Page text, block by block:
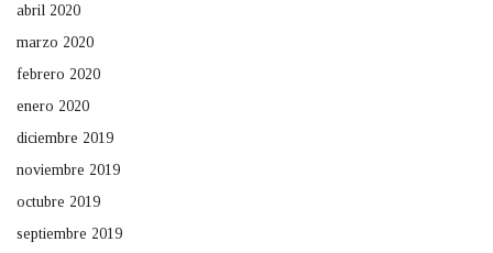
abril 2020
marzo 2020
febrero 2020
enero 2020
diciembre 2019
noviembre 2019
octubre 2019
septiembre 2019